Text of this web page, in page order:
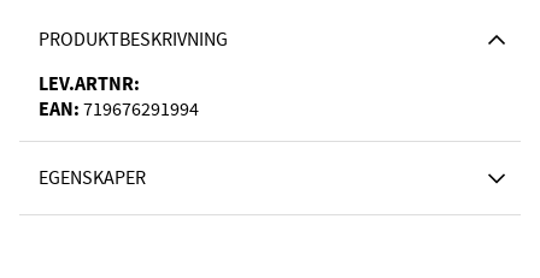
PRODUKTBESKRIVNING
LEV.ARTNR:
EAN: 719676291994
EGENSKAPER